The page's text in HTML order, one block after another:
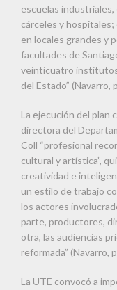
escuelas
cárceles y
en locales grandes y
facultades de
veinticuatro
del Estado” (Navarro,
La ejecución del plan
directora del
Coll “profesional
cultural y artística”,
creatividad e
un estilo de trabajo
los actores
parte, productores,
otra, las audiencias
reformada” (Navarro,
La UTE convocó a